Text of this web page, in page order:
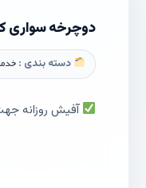
دوچرخه‌ سواری
دسته بندی :
آفیش روزانه